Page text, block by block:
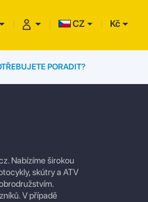
CZ Kč
PORADIT?
Nabízíme širokou
skútry a ATV
V případě